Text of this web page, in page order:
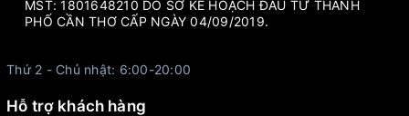
MST: 1801648210 DO SỞ KẾ HOẠCH ĐẦU TƯ THÀNH
PHỐ CẦN THƠ CẤP NGÀY 04/09/2019.
Thứ 2 - Chủ nhật: 6:00-20:00
Hỗ trợ khách hàng